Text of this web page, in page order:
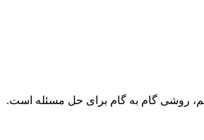
روشی گام به گام برای حل مسئله است.